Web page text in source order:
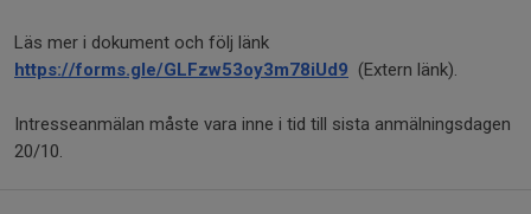
Läs mer i dokument och följ länk
https://forms.gle/GLFzw53oy3m78iUd9 (Extern länk).
Intresseanmälan måste vara inne i tid till sista anmälningsdagen
20/10.